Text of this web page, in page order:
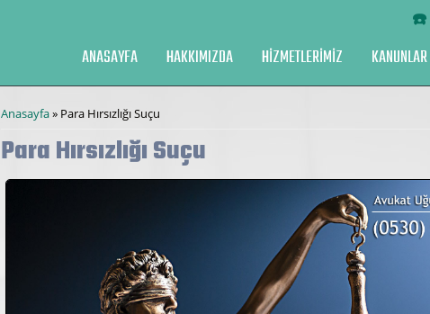
☎️
ANASAYFA HAKKIMIZDA HIZMETLERIMIZ KANUNLAR
Buradasınız
Anasayfa» Para Hırsızlığı Suçu
Para Hırsızlığı Suçu